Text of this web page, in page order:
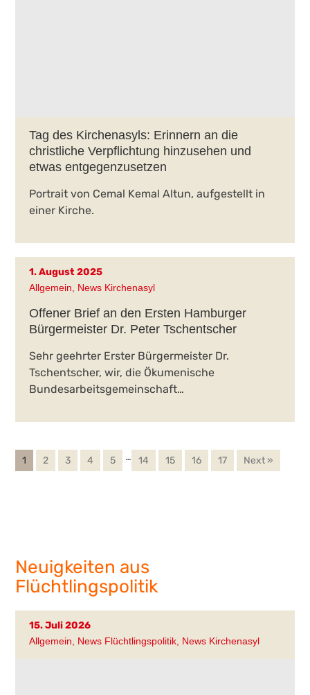
Tag des Kirchenasyls: Erinnern an die
christliche Verpflichtung hinzusehen und
etwas entgegenzusetzen
Portrait von Cemal Kemal Altun, aufgestellt in
einer Kirche.
1. August 2025
Allgemein News Kirchenasyl
Offener Brief an den Ersten Hamburger
Bürgermeister Dr. Peter Tschentscher
Sehr geehrter Erster Bürgermeister Dr.
Tschentscher, wir, die Ökumenische
Bundesarbeitsgemeinschaft…
1 2 3 4 5 … 14 15 16 17 Next »
Neuigkeiten aus
Flüchtlingspolitik
15. Juli 2026
Allgemein News Flüchtlingspolitik News Kirchenasyl